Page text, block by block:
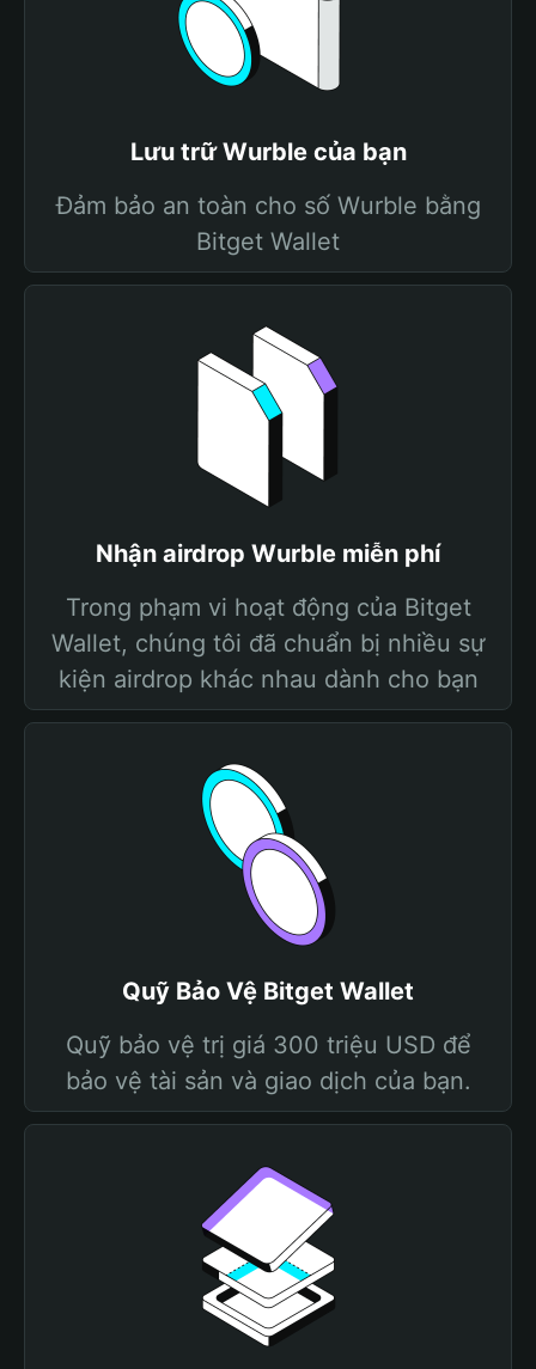
Lưu trữ Wurble của bạn
Đảm bảo an toàn cho số Wurble bằng
Bitget Wallet
Nhận airdrop Wurble miễn phí
Trong phạm vi hoạt động của Bitget
Wallet, chúng tôi đã chuẩn bị nhiều sự
kiện airdrop khác nhau dành cho bạn
Quỹ Bảo Vệ Bitget Wallet
Quỹ bảo vệ trị giá 300 triệu USD để
bảo vệ tài sản và giao dịch của bạn.